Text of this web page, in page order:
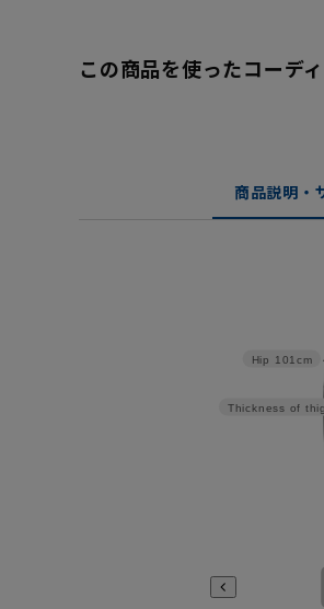
この商品を使ったコーデ
商品説明・
Thickness of
Hip 101cm